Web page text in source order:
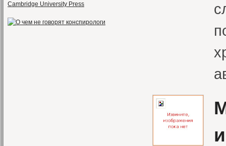
Cambridge University Press